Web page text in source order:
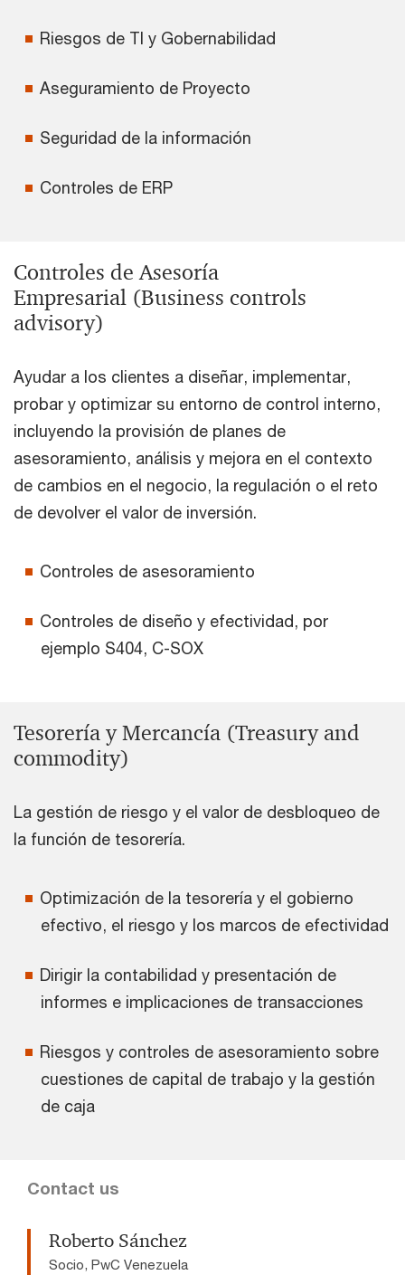
Riesgos de TI y Gobernabilidad
Aseguramiento de Proyecto
Seguridad de la información
Controles de ERP
Controles de Asesoría
Empresarial (Business controls
advisory)
Ayudar a los clientes a diseñar, implementar,
probar y optimizar su entorno de control interno,
incluyendo la provisión de planes de
asesoramiento, análisis y mejora en el contexto
de cambios en el negocio, la regulación o el reto
de devolver el valor de inversión.
Controles de asesoramiento
Controles de diseño y efectividad, por
ejemplo S404, C-SOX
Tesorería y Mercancía (Treasury and
commodity)
La gestión de riesgo y el valor de desbloqueo de
la función de tesorería.
Optimización de la tesorería y el gobierno
efectivo, el riesgo y los marcos de efectividad
Dirigir la contabilidad y presentación de
informes e implicaciones de transacciones
Riesgos y controles de asesoramiento sobre
cuestiones de capital de trabajo y la gestión
de caja
Contact us
Roberto Sánchez
Socio, PwC Venezuela